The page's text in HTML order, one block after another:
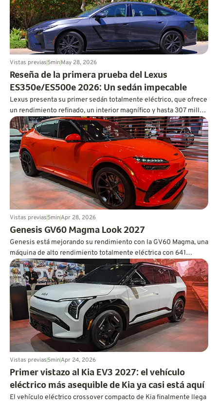
Vistas previas5minMay 28, 2026
Reseña de la primera prueba del Lexus
ES350e/ES500e 2026: Un sedán impecable
Lexus presenta su primer sedán totalmente eléctrico, que ofrece
un rendimiento refinado, un interior magnífico y hasta 307 millas
de autonomía.
Vistas previas5minApr 28, 2026
Genesis GV60 Magma Look 2027
Genesis está mejorando su rendimiento con la GV60 Magma, una
máquina de alto rendimiento totalmente eléctrica con 641
caballos de fuerza y credenciales de pista.
Vistas previas5minApr 24, 2026
Primer vistazo al Kia EV3 2027: el vehículo
eléctrico más asequible de Kia ya casi está aquí
El vehículo eléctrico crossover compacto de Kia finalmente llega